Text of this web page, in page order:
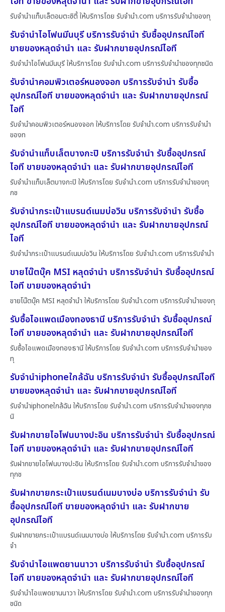
รับจำนำแท็บเล็ตอมตะซิตี้ ให้บริการโดย รับจํานํา.com บริการรับจำนำของทุ
รับจำนำไอโฟนมีนบุรี บริการรับจำนำ รับซื้ออุปกรณ์ไอที
ขายของหลุดจำนำ และ รับฝากขายอุปกรณ์ไอที
รับจำนำไอโฟนมีนบุรี ให้บริการโดย รับจํานํา.com บริการรับจำนำของทุกชนิด
รับจำนำคอมพิวเตอร์หนองจอก บริการรับจำนำ รับซื้อ
อุปกรณ์ไอที ขายของหลุดจำนำ และ รับฝากขายอุปกรณ์
ไอที
รับจำนำคอมพิวเตอร์หนองจอก ให้บริการโดย รับจํานํา.com บริการรับจำนำ
ของท
รับจำนำแท็บเล็ตบางกะปิ บริการรับจำนำ รับซื้ออุปกรณ์
ไอที ขายของหลุดจำนำ และ รับฝากขายอุปกรณ์ไอที
รับจำนำแท็บเล็ตบางกะปิ ให้บริการโดย รับจํานํา.com บริการรับจำนำของทุ
กช
รับจำนำกระเป๋าแบรนด์เนมบ่อวิน บริการรับจำนำ รับซื้อ
อุปกรณ์ไอที ขายของหลุดจำนำ และ รับฝากขายอุปกรณ์
ไอที
รับจำนำกระเป๋าแบรนด์เนมบ่อวิน ให้บริการโดย รับจํานํา.com บริการรับจำนำ
ขายโน๊ตบุ๊ค MSI หลุดจำนำ บริการรับจำนำ รับซื้ออุปกรณ์
ไอที ขายของหลุดจำนำ
ขายโน๊ตบุ๊ค MSI หลุดจำนำ ให้บริการโดย รับจํานํา.com บริการรับจำนำของทุ
รับซื้อไอแพดเมืองทองธานี บริการรับจำนำ รับซื้ออุปกรณ์
ไอที ขายของหลุดจำนำ และ รับฝากขายอุปกรณ์ไอที
รับซื้อไอแพดเมืองทองธานี ให้บริการโดย รับจํานํา.com บริการรับจำนำของ
ทุ
รับจำนำiphoneใกล้ฉัน บริการรับจำนำ รับซื้ออุปกรณ์ไอที
ขายของหลุดจำนำ และ รับฝากขายอุปกรณ์ไอที
รับจำนำiphoneใกล้ฉัน ให้บริการโดย รับจํานํา.com บริการรับจำนำของทุกช
นิ
รับฝากขายไอโฟนบางปะอิน บริการรับจำนำ รับซื้ออุปกรณ์
ไอที ขายของหลุดจำนำ และ รับฝากขายอุปกรณ์ไอที
รับฝากขายไอโฟนบางปะอิน ให้บริการโดย รับจํานํา.com บริการรับจำนำของ
ทุกช
รับฝากขายกระเป๋าแบรนด์เนมบางบ่อ บริการรับจำนำ รับ
ซื้ออุปกรณ์ไอที ขายของหลุดจำนำ และ รับฝากขาย
อุปกรณ์ไอที
รับฝากขายกระเป๋าแบรนด์เนมบางบ่อ ให้บริการโดย รับจํานํา.com บริการรับ
จำ
รับจำนำไอแพดยานนาวา บริการรับจำนำ รับซื้ออุปกรณ์
ไอที ขายของหลุดจำนำ และ รับฝากขายอุปกรณ์ไอที
รับจำนำไอแพดยานนาวา ให้บริการโดย รับจํานํา.com บริการรับจำนำของทุก
ชนิด